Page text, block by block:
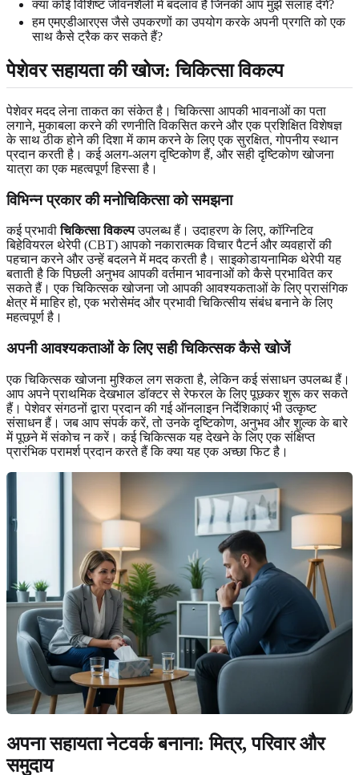
क्या कोई विशिष्ट जीवनशैली में बदलाव हैं जिनकी आप मुझे सलाह देंगे?
हम एमएडीआरएस जैसे उपकरणों का उपयोग करके अपनी प्रगति को एक
साथ कैसे ट्रैक कर सकते हैं?
पेशेवर सहायता की खोज: चिकित्सा विकल्प
पेशेवर मदद लेना ताकत का संकेत है। चिकित्सा आपकी भावनाओं का पता
लगाने, मुकाबला करने की रणनीति विकसित करने और एक प्रशिक्षित विशेषज्ञ
के साथ ठीक होने की दिशा में काम करने के लिए एक सुरक्षित, गोपनीय स्थान
प्रदान करती है। कई अलग-अलग दृष्टिकोण हैं, और सही दृष्टिकोण खोजना
यात्रा का एक महत्वपूर्ण हिस्सा है।
विभिन्न प्रकार की मनोचिकित्सा को समझना
कई प्रभावीचिकित्सा विकल्पउपलब्ध हैं। उदाहरण के लिए, कॉग्निटिव
बिहेवियरल थेरेपी (CBT) आपको नकारात्मक विचार पैटर्न और व्यवहारों की
पहचान करने और उन्हें बदलने में मदद करती है। साइकोडायनामिक थेरेपी यह
बताती है कि पिछली अनुभव आपकी वर्तमान भावनाओं को कैसे प्रभावित कर
सकते हैं। एक चिकित्सक खोजना जो आपकी आवश्यकताओं के लिए प्रासंगिक
क्षेत्र में माहिर हो, एक भरोसेमंद और प्रभावी चिकित्सीय संबंध बनाने के लिए
महत्वपूर्ण है।
अपनी आवश्यकताओं के लिए सही चिकित्सक कैसे खोजें
एक चिकित्सक खोजना मुश्किल लग सकता है, लेकिन कई संसाधन उपलब्ध हैं।
आप अपने प्राथमिक देखभाल डॉक्टर से रेफरल के लिए पूछकर शुरू कर सकते
हैं। पेशेवर संगठनों द्वारा प्रदान की गई ऑनलाइन निर्देशिकाएं भी उत्कृष्ट
संसाधन हैं। जब आप संपर्क करें, तो उनके दृष्टिकोण, अनुभव और शुल्क के बारे
में पूछने में संकोच न करें। कई चिकित्सक यह देखने के लिए एक संक्षिप्त
प्रारंभिक परामर्श प्रदान करते हैं कि क्या यह एक अच्छा फिट है।
अपना सहायता नेटवर्क बनाना: मित्र, परिवार और
समुदाय